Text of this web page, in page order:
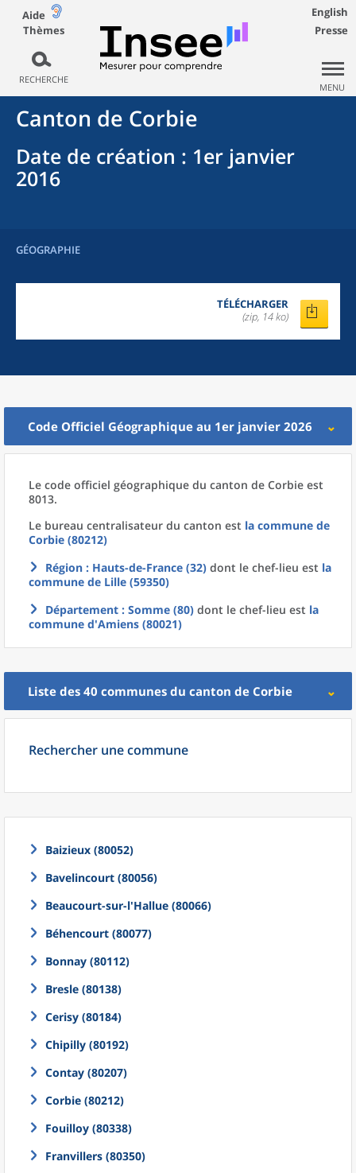
Aide
Thèmes
RECHERCHE
English
Presse
MENU
Canton de Corbie
Date de création : 1er janvier
2016
GÉOGRAPHIE
TÉLÉCHARGER
(zip, 14 ko)
Code Officiel Géographique au 1er janvier 2026
Le code officiel géographique du canton de Corbie est
8013.
Le bureau centralisateur du canton est la commune de
Corbie (80212)
Région : Hauts-de-France (32) dont le chef-lieu est la
commune de Lille (59350)
Département : Somme (80) dont le chef-lieu est la
commune d'Amiens (80021)
Liste des 40 communes du canton de Corbie
Rechercher une commune
Baizieux (80052)
Bavelincourt (80056)
Beaucourt-sur-l'Hallue (80066)
Béhencourt (80077)
Bonnay (80112)
Bresle (80138)
Cerisy (80184)
Chipilly (80192)
Contay (80207)
Corbie (80212)
Fouilloy (80338)
Franvillers (80350)